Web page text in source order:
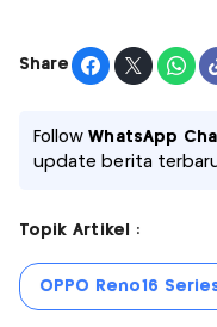
Share
FollowWhatsApp
update berita
Topik Artikel :
OPPO Reno16